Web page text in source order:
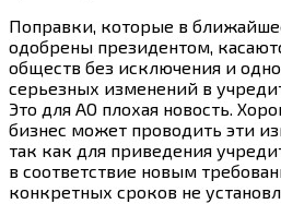
Поправки, которые в
одобрены президентом,
обществ без исключения и
серьезных изменений в
Это для АО плохая новость.
бизнес может проводить эти
так как для приведения
в соответствие новым
конкретных сроков не